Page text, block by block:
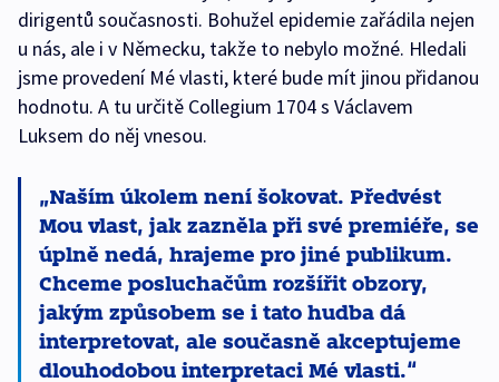
dirigentů současnosti. Bohužel epidemie zařádila nejen
u nás, ale i v Německu, takže to nebylo možné. Hledali
jsme provedení Mé vlasti, které bude mít jinou přidanou
hodnotu. A tu určitě Collegium 1704 s Václavem
Luksem do něj vnesou.
Naším úkolem není šokovat. Předvést
Mou vlast, jak zazněla při své premiéře, se
úplně nedá, hrajeme pro jiné publikum.
Chceme posluchačům rozšířit obzory,
jakým způsobem se i tato hudba dá
interpretovat, ale současně akceptujeme
dlouhodobou interpretaci Mé vlasti.